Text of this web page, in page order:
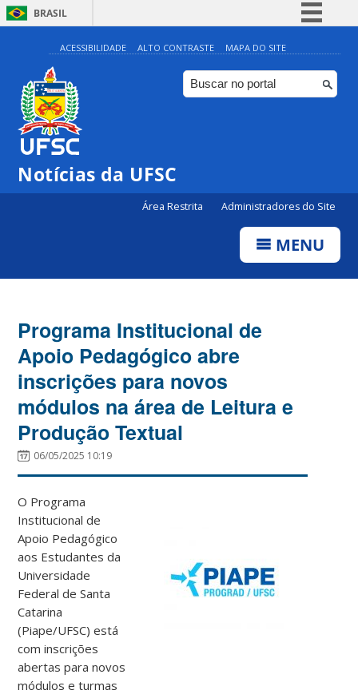
BRASIL
Simplifique!
Comunica BR
Participe
ACESSIBILIDADE ALTO CONTRASTE MAPA DO SITE
Notícias da UFSC
Área Restrita Administradores do Site
MENU
Programa Institucional de
Apoio Pedagógico abre
inscrições para novos
módulos na área de Leitura e
Produção Textual
06/05/2025 10:19
O Programa
Institucional de
Apoio Pedagógico
aos Estudantes da
Universidade
Federal de Santa
Catarina
(Piape/UFSC) está
com inscrições
abertas para novos
módulos e turmas